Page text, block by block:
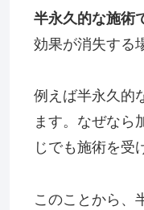
半永久的な施術
効果が消失する
例えば半永久的
ます。なぜなら
じでも施術を受
このことから、